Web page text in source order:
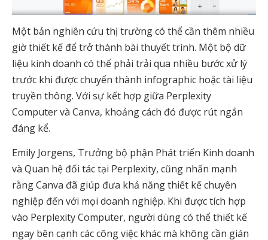
Một bản nghiên cứu thị trường có thể cần thêm nhiều
giờ thiết kế để trở thành bài thuyết trình. Một bộ dữ
liệu kinh doanh có thể phải trải qua nhiều bước xử lý
trước khi được chuyển thành infographic hoặc tài liệu
truyền thông. Với sự kết hợp giữa Perplexity
Computer và Canva, khoảng cách đó được rút ngắn
đáng kể.
Emily Jorgens, Trưởng bộ phận Phát triển Kinh doanh
và Quan hệ đối tác tại Perplexity, cũng nhấn mạnh
rằng Canva đã giúp đưa khả năng thiết kế chuyên
nghiệp đến với mọi doanh nghiệp. Khi được tích hợp
vào Perplexity Computer, người dùng có thể thiết kế
ngay bên cạnh các công việc khác mà không cần gián